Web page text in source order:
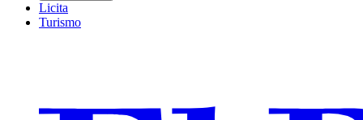
Licita
Turismo